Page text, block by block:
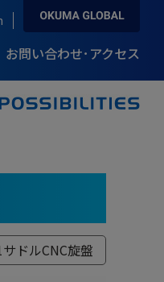
製品情報 トップ
ロード
導入事例 トップ
ロジー トップ
ューション
秘話
技術
お問い合わせ･アクセス
クセス トップ
サドルCNC旋盤